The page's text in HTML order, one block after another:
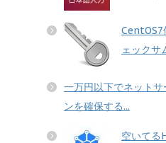
CentOS7
ェックサ
一万円以下でネット
ンを確保する...
空いてる